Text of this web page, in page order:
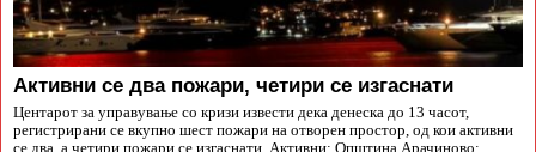
Aктивни се два пожари, четири се изгаснати
Центарот за управување со кризи извести дека денеска до 13 часот,
регистрирани се вкупно шест пожари на отворен простор, од кои активни